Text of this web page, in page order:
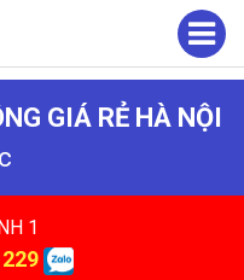
GIÁ RẺ HÀ NỘI
1